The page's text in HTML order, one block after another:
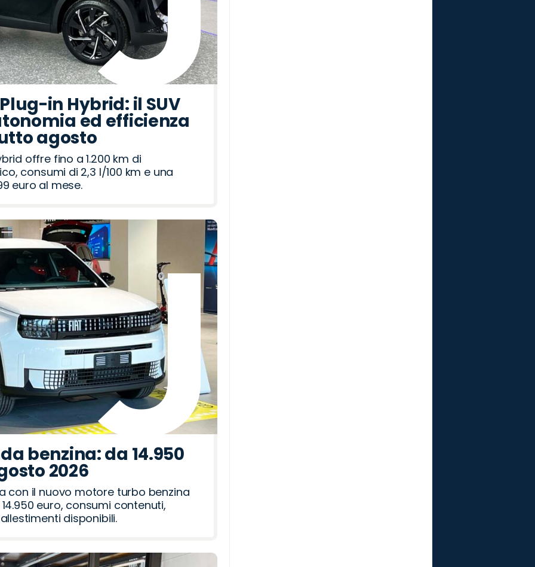
in Hybrid: il SUV
ed efficienza
agosto
offre fino a 1.200 km di
consumi di 2,3 l/100 km e una
euro al mese.
benzina: da 14.950
2026
con il nuovo motore turbo benzina
euro, consumi contenuti,
disponibili.